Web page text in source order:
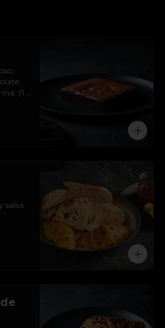
(1
salsa